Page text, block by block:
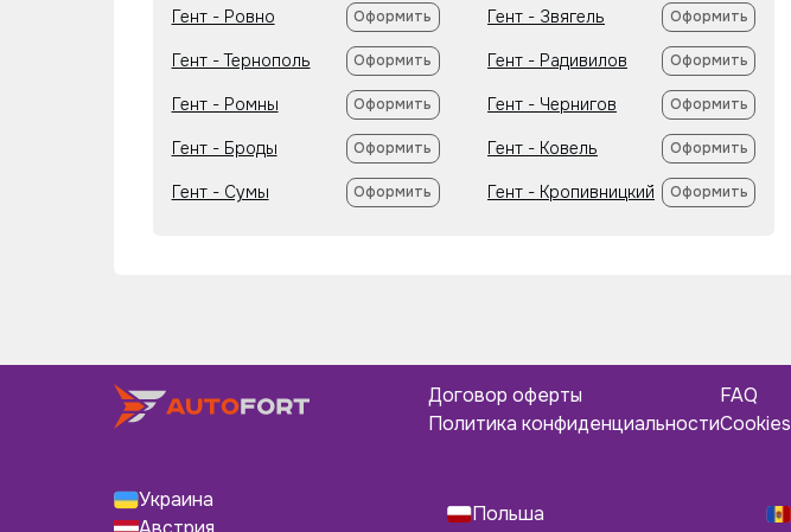
Гент - Ровно Оформить
Гент - Тернополь Оформить
Гент - Ромны Оформить
Гент - Броды Оформить
Гент - Сумы Оформить
Гент - Звягель Оформить
Гент - Радивилов Оформить
Гент - Чернигов Оформить
Гент - Ковель Оформить
Гент - Кропивницкий Оформить
Договор оферты
Политика конфиденциальности
FAQ
Cookies
Украина
Польша